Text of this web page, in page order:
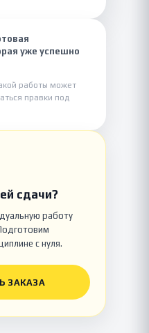
уже успешно
работы может
правки под
сдачи?
работу
с нуля.
ЗАКАЗА